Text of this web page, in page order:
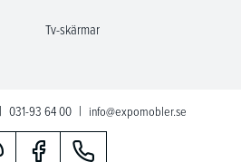
Tv-skärmar
| 031-93 64 00 | info@expomobler.se